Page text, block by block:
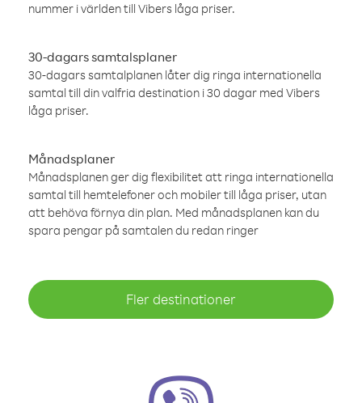
nummer i världen till Vibers låga priser.
30-dagars samtalsplaner
30-dagars samtalplanen låter dig ringa internationella
samtal till din valfria destination i 30 dagar med Vibers
låga priser.
Månadsplaner
Månadsplanen ger dig flexibilitet att ringa internationella
samtal till hemtelefoner och mobiler till låga priser, utan
att behöva förnya din plan. Med månadsplanen kan du
spara pengar på samtalen du redan ringer
Fler destinationer